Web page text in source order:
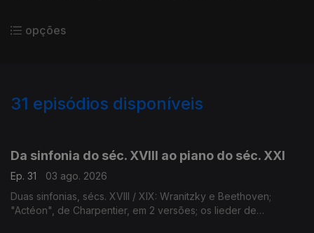
opções
31 episódios disponíveis
Da sinfonia do séc. XVIII ao piano do séc. XXI
Ep. 31
03 ago. 2026
Duas sinfonias, sécs. XVIII / XIX: Wranitzky e Beethoven;
"Actéon", de Charpentier, em 2 versões; os lieder de